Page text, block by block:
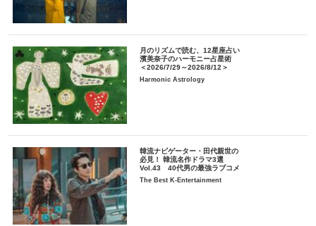
月のリズムで読む、12星座占い
濱美奈子のハーモニー占星術
＜2026/7/29～2026/8/12＞
Harmonic Astrology
韓流ナビゲーター・田代親世の
必見！ 韓流名作ドラマ3選
Vol.43 40代男の最強ラブコメ
The Best K-Entertainment